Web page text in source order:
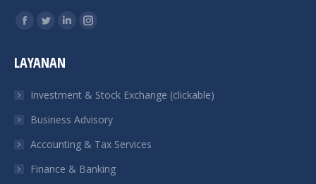
Find us on:
Facebook
opens
new
window
Twitter
opens
new
window
Linkedin
new
window
Instagram
new
window
LAYANAN
Investment & Stock Exchange (clickable)
Business Advisory
Accounting & Tax Services
Finance & Banking